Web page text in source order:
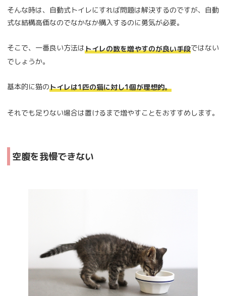
そんな時は、自動式トイレにすれば問題は解決するのですが、自動
式な結構高価なのでなかなか購入するのに勇気が必要。
そこで、一番良い方法はトイレの数を増やすのが良い手段ではない
でしょうか。
基本的に猫のトイレは1匹の猫に対し1個が理想的。
それでも足りない場合は置けるまで増やすことをおすすめします。
空腹を我慢できない